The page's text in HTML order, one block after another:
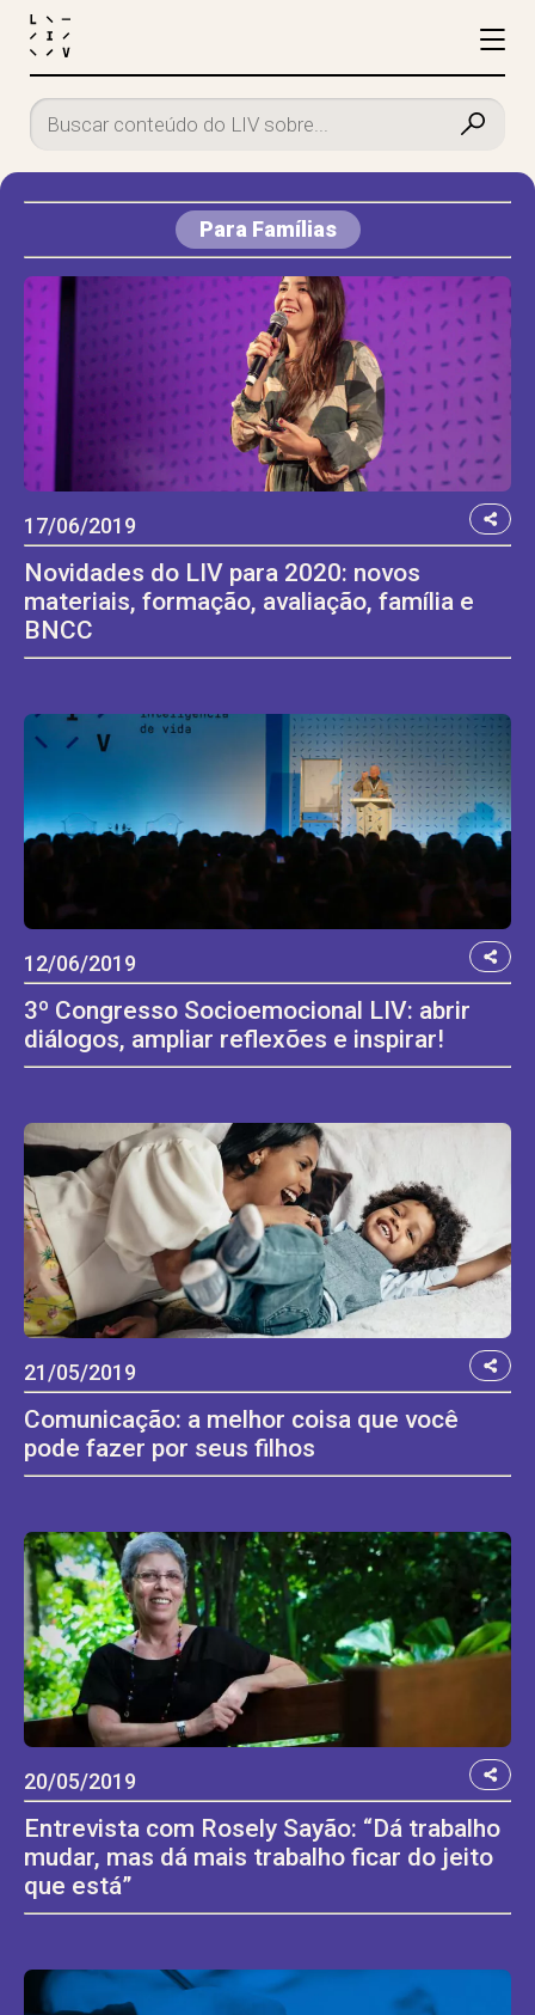
Para Famílias
17/06/2019
Novidades do LIV para 2020: novos
materiais, formação, avaliação, família e
BNCC
12/06/2019
3º Congresso Socioemocional LIV: abrir
diálogos, ampliar reflexões e inspirar!
21/05/2019
Comunicação: a melhor coisa que você
pode fazer por seus filhos
20/05/2019
Entrevista com Rosely Sayão: “Dá trabalho
mudar, mas dá mais trabalho ficar do jeito
que está”